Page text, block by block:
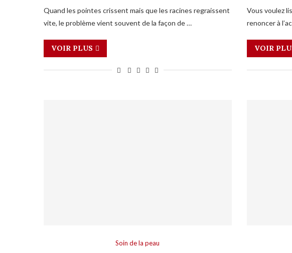
Quand les pointes crissent mais que les racines regraissent
vite, le problème vient souvent de la façon de …
VOIR PLUS
Vous voulez
renoncer à
VOIR
Soin de la peau